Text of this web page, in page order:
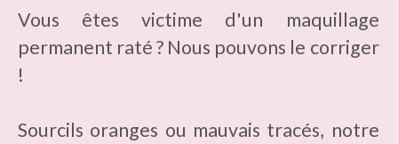
Vous êtes victime d'un maquillage
permanent raté ? Nous pouvons le corriger
!
Sourcils oranges ou mauvais tracés, notre